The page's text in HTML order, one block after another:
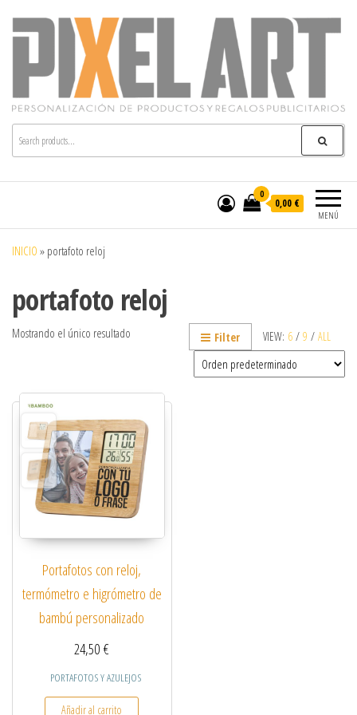
Pixelart
Especialistas en textil publicitario y regalos
personalizados en móstoles
MENÚ
0
0,00 €
INICIO » portafoto reloj
portafoto reloj
VIEW: 6 / 9 / ALL
Filter
Mostrando el único resultado
Portafotos con reloj,
termómetro e higrómetro de
bambú personalizado
24,50€
PORTAFOTOS Y AZULEJOS
Añadir al carrito